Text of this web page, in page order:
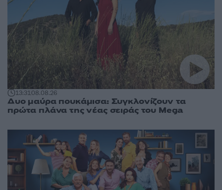
13:3108.08.26
Δυο μαύρα πουκάμισα: Συγκλονίζουν τα
πρώτα πλάνα της νέας σειράς του Mega